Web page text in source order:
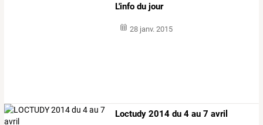
L'info du jour
28 janv. 2015
Loctudy 2014 du 4 au 7 avril